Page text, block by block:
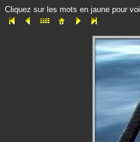
Cliquez sur les mots en jaune pour